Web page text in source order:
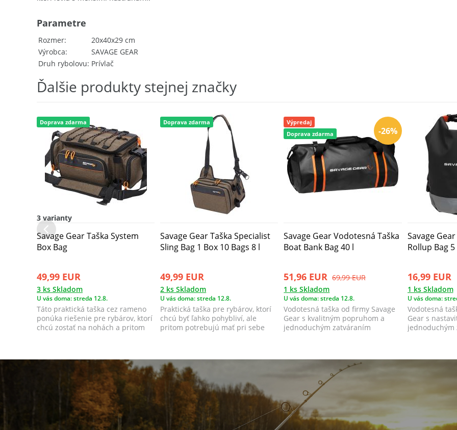
Rozmer
20x40x29 cm
Výrobca
SAVAGE GEAR
Druh rybolovu Prívlač
Parametre
Ďalšie produkty stejnej značky
Doprava zdarma
3 varianty
Savage Gear Taška System
Box Bag
49,99 EUR
3 ks Skladom
U vás doma: streda 12.8.
Táto praktická taška cez rameno
ponúka riešenie pre rybárov, ktorí
chcú zostať na nohách a pritom
Doprava zdarma
Savage Gear Taška Specialist
Sling Bag 1 Box 10 Bags 8 l
49,99 EUR
2 ks Skladom
U vás doma: streda 12.8.
Praktická taška pre rybárov, ktorí
chcú byť ľahko pohybliví, ale
pritom potrebujú mať pri sebe
-26%
Výpredaj
Doprava zdarma
Savage Gear Vodotesná Taška
Boat Bank Bag 40 l
51,96 EUR 69,99 EUR
1 ks Skladom
U vás doma: streda 12.8.
Vodotesná taška od firmy Savage
Gear s kvalitným popruhom a
jednoduchým zatváraním
Savage
Rollup Bag 5
16,99 EUR
1 ks Skladom
U vás doma:
Vodotesná
Gear s
jednoduchým